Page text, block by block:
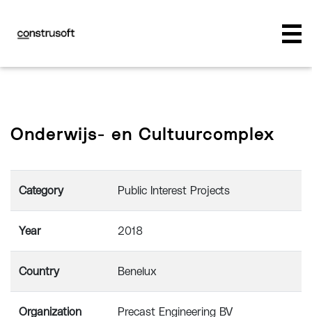
Onderwijs- en Cultuurcomplex
Category Public Interest Projects
Year 2018
Country Benelux
Organization Precast Engineering BV